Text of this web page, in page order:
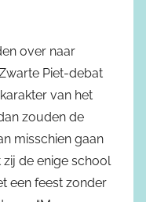
over naar
Piet-debat
van het
zouden de
misschien gaan
zij de enige school
een feest zonder